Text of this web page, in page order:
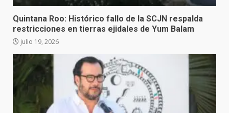
Quintana Roo: Histórico fallo de la SCJN respalda
restricciones en tierras ejidales de Yum Balam
julio 19, 2026